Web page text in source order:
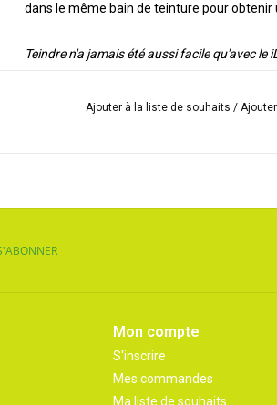
dans le même bain de teinture pour obtenir
Teindre n'a jamais été aussi facile qu'avec le
Ajouter à la liste de souhaits/
Mon compte
S'inscrire
Mes commandes
Ma liste de souhaits